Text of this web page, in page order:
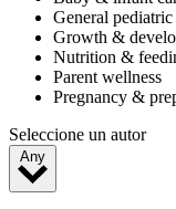
General pediatric
Growth &
Nutrition &
Parent wellness
Pregnancy &
Seleccione un autor
Any